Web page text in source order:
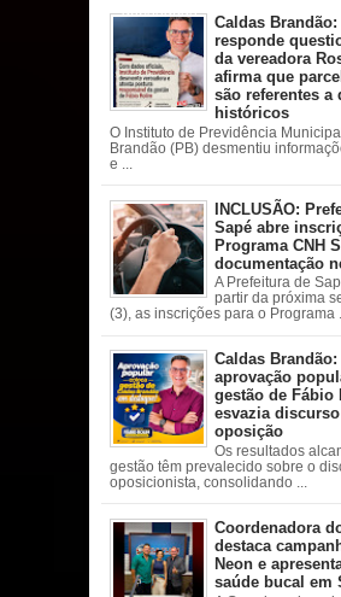
acessadas
Caldas Brandão:
responde
da vereadora
afirma que
são referentes a
históricos
O Instituto de Previdência
Brandão (PB) desmentiu
e ...
INCLUSÃO:
Sapé abre
Programa CNH
documentação
A Prefeitura de
partir da próxima
(3), as inscrições para o Programa ...
Caldas Brandão:
aprovação
gestão de Fábio
esvazia
oposição
Os resultados
gestão têm prevalecido sobre o
oposicionista, consolidando ...
Coordenadora
destaca
Neon e
saúde bucal em